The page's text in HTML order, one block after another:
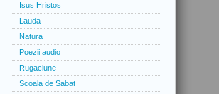
Isus Hristos
Lauda
Natura
Poezii audio
Rugaciune
Scoala de Sabat